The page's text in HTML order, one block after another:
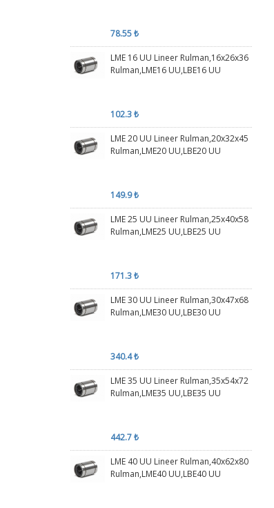
78.55 ₺
LME 16 UU Lineer Rulman,16x26x36
Rulman,LME16 UU,LBE16 UU
102.3 ₺
LME 20 UU Lineer Rulman,20x32x45
Rulman,LME20 UU,LBE20 UU
149.9 ₺
LME 25 UU Lineer Rulman,25x40x58
Rulman,LME25 UU,LBE25 UU
171.3 ₺
LME 30 UU Lineer Rulman,30x47x68
Rulman,LME30 UU,LBE30 UU
340.4 ₺
LME 35 UU Lineer Rulman,35x54x72
Rulman,LME35 UU,LBE35 UU
442.7 ₺
LME 40 UU Lineer Rulman,40x62x80
Rulman,LME40 UU,LBE40 UU